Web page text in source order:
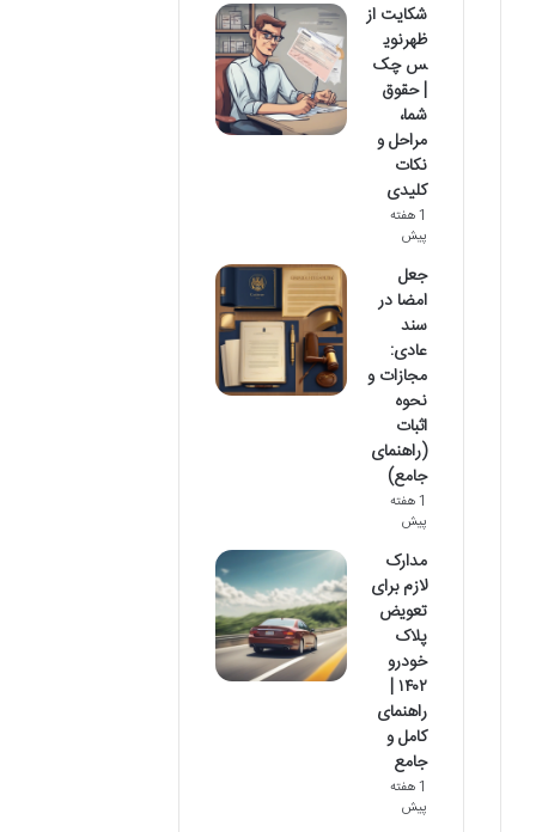
شکایت از
ظهرنوی
س چک
| حقوق
شما،
مراحل و
نکات
کلیدی
1 هفته
پیش
جعل
امضا در
سند
عادی:
مجازات و
نحوه
اثبات
(راهنمای
جامع)
1 هفته
پیش
مدارک
لازم برای
تعویض
پلاک
خودرو
۱۴۰۲ |
راهنمای
کامل و
جامع
1 هفته
پیش